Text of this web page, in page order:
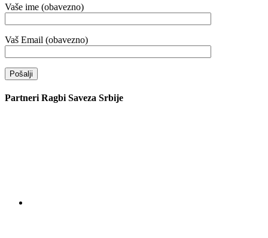
Vaše ime (obavezno)
Vaš Email (obavezno)
Partneri Ragbi Saveza Srbije